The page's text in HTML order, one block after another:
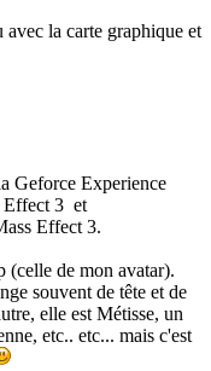
la carte graphique et
Geforce Experience
Effect 3 et
Effect 3.
(celle de mon avatar).
souvent de tête et de
elle est Métisse, un
etc.. etc... mais c'est